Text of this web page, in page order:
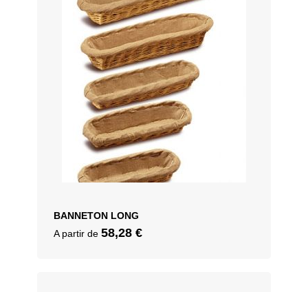
BANNETON LONG
A partir de 58,28 €